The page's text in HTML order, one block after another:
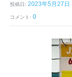
TWITTER
投稿日: 2023年5月27日
コメント: 0